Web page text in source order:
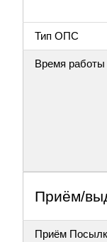
Тип ОПС
Время работы
Приём/
Приём